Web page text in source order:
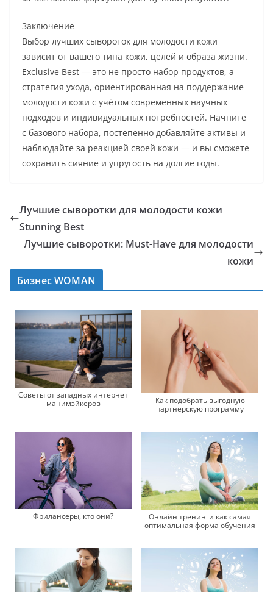
Заключение
Выбор лучших сывороток для молодости кожи
зависит от вашего типа кожи, целей и образа жизни.
Exclusive Best — это не просто набор продуктов, а
стратегия ухода, ориентированная на поддержание
молодости кожи с учётом современных научных
подходов и индивидуальных потребностей. Начните
с базового набора, постепенно добавляйте активы и
наблюдайте за реакцией своей кожи — и вы сможете
сохранить сияние и упругость на долгие годы.
Лучшие сыворотки для молодости кожи
Stunning Best
Лучшие сыворотки: Must-Have для молодости
кожи
Бизнес WOMAN
Советы от западных интернет
манимэйкеров
Как подобрать выгодную
партнерскую программу
Фрилансеры, кто они?
Онлайн тренинги как самая
оптимальная форма обучения